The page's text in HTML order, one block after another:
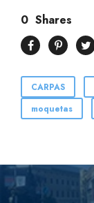
0 Shares
CARPAS
moquetas